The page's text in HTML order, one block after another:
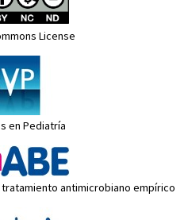
License
en Pediatría
antimicrobiano empírico